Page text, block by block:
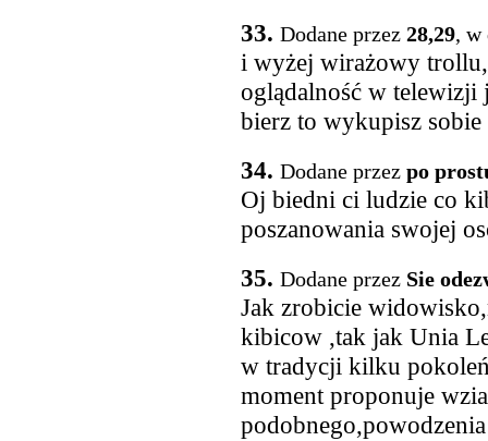
33. Dodane przez 28,29, w
i wyżej wirażowy
oglądalność w telewizji
bierz to wykupisz
34. Dodane przez po
Oj biedni ci ludzie co
poszanowania swojej
35. Dodane przez Sie
Jak zrobicie
kibicow ,tak jak Unia
w tradycji kilku
moment proponuje